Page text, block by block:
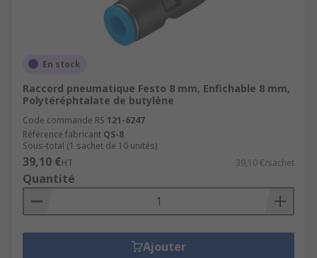
En stock
Raccord pneumatique Festo 8 mm, Enfichable 8 mm,
Polytéréphtalate de butylène
Code commande RS 121-6247
Référence fabricant QS-8
Sous-total (1 sachet de 10 unités)
39,10 €HT 39,10 €/sachet
Quantité
Ajouter